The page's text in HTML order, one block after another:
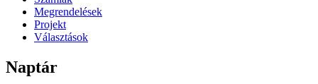
Megrendelések
Projekt
Választások
Naptár